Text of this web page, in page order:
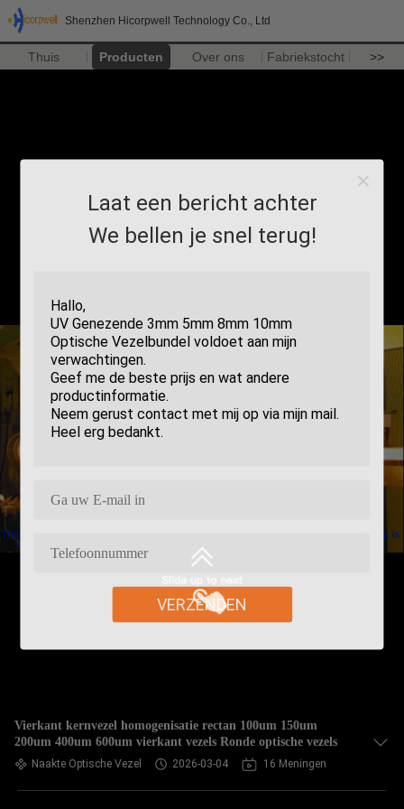
Shenzhen Hicorpwell Technology Co., Ltd
Thuis Producten Over ons Fabriekstocht >>
Laat een bericht achter
We bellen je snel terug!
VERZENDEN
Vierkant kernvezel homogenisatie rectan 100um 150um
200um 400um 600um vierkant vezels Ronde optische vezels
Naakte Optische Vezel 2026-03-04 16 Meningen